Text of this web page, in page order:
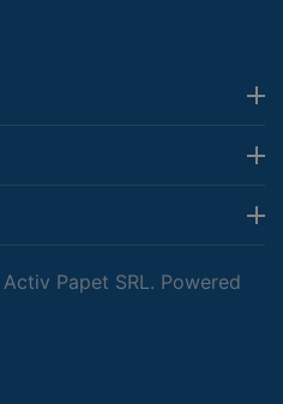
Papet SRL. Powered